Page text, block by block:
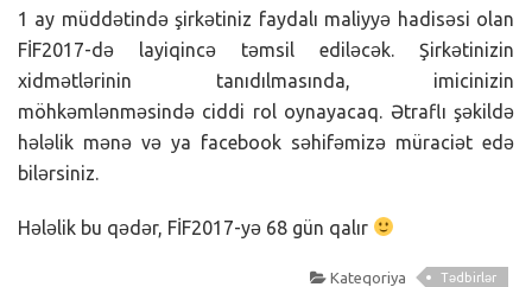
1 ay müddətində şirkətiniz faydalı maliyyə hadisəsi olan
FİF2017-də layiqincə təmsil ediləcək. Şirkətinizin
xidmətlərinin tanıdılmasında, imicinizin
möhkəmlənməsində ciddi rol oynayacaq. Ətraflı şəkildə
hələlik mənə və ya facebook səhifəmizə müraciət edə
bilərsiniz.
Hələlik bu qədər, FİF2017-yə 68 gün qalır
Kateqoriya Tədbirlər